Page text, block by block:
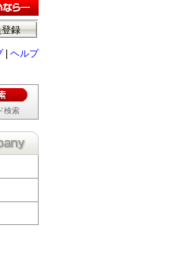
録
| ヘルプ
検索